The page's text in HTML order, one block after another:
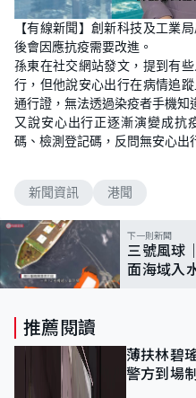
U
n
m
u
t
e
o
a
d
:
1
0
0
.
0
0
%
【有線新聞】創新科技及工業
後會因應抗疫需要改進。
孫東在社交網站發文，提到有
行，但他說安心出行在病情追
通行證，無法透過染疫者手機知
又說安心出行正逐漸演變成抗
碼、檢測登記碼，反問無安心出
新聞資訊 港聞
下一則新聞
三號風球
面海域入
推薦閱讀
薄扶林碧
警方到場